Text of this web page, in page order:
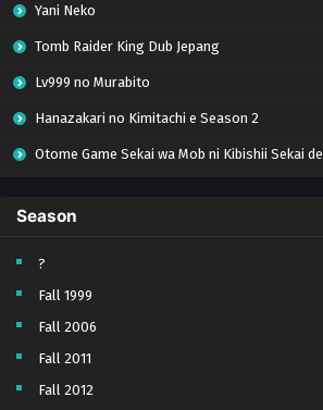
Yani Neko
Tomb Raider King Dub Jepang
Lv999 no Murabito
Hanazakari no Kimitachi e Season 2
Otome Game Sekai wa Mob ni Kibishii Sekai desu 2
Heroine? Seijo? Iie, All Works Maid desu (Hokori)!
Youjo Senki S2
Clevatess II: Majuu no Ou to Itsuwari no Yuusha Denshou
Tefuda ga Oome no Victoria
Season
?
Fall 1999
Fall 2006
Fall 2011
Fall 2012